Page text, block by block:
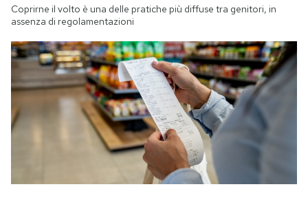
Coprirne il volto è una delle pratiche più diffuse tra genitori, in
assenza di regolamentazioni